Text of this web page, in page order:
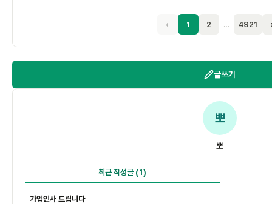
‹ 1 2 … 4921
글쓰기
뽀
뽀
최근 작성글 (1)
가입인사 드립니다